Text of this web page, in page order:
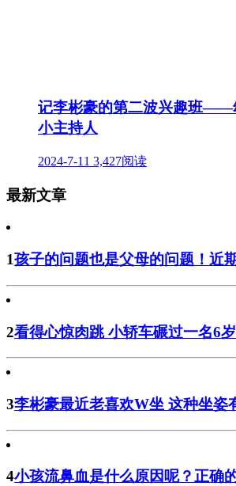
记李彬豪的第二波兴趣班——
小主持人
2024-7-11 3,427阅读
最新文章
1孩子的问题也是父母的问题！近
2看得心惊肉跳 小轿车碾过一名6
3李彬豪最近老喜欢W坐 这种坐姿
4小孩流鼻血是什么原因呢？正确